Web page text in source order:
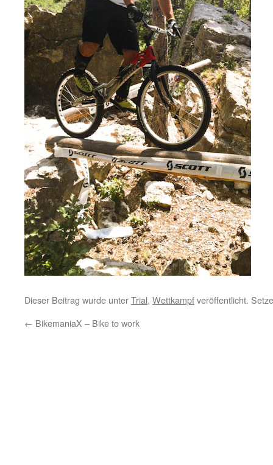
Dieser Beitrag wurde unterTrial, Wettkampfveröffentlicht.
← BikemaniaX – Bike to work